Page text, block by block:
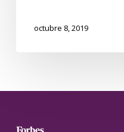
octubre 8, 2019